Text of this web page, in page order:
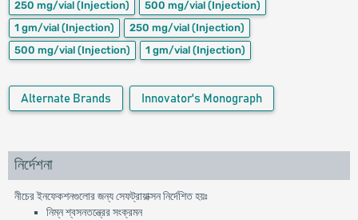
250 mg/vial (Injection) 500 mg/vial (Injection)
1 gm/vial (Injection) 250 mg/vial (Injection)
500 mg/vial (Injection) 1 gm/vial (Injection)
Alternate Brands Innovator's Monograph
নির্দেশনা
নীচের ইনফেকশনগুলোর জন্য সেফট্রায়াক্সন নির্দেশিত হয়ঃ
নিম্ন শ্বসনতন্ত্রের সংক্রমন